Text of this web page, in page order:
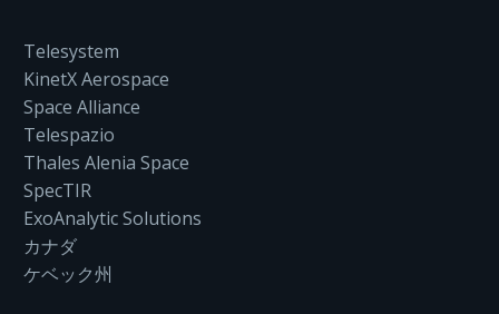
Telesystem
KinetX Aerospace
Space Alliance
Telespazio
Thales Alenia Space
SpecTIR
ExoAnalytic Solutions
カナダ
ケベック州